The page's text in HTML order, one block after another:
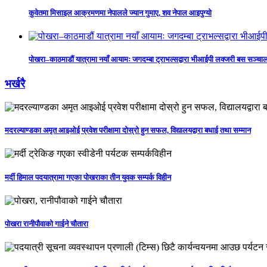
कुवेतमा मिसाइल आक्रमणमा नेपालले ज्यान गुमाए, शव नेपाल आइपुग्यो
पोखरा–काठमाडौं यात्रामा नयाँ आयामः जगदम्बा ट्राभल्सद्वारा भीआईपी लक्जरी बस
भर्खरै
मदरल्याण्डका अमृत आइओई प्रवेश परीक्षामा दोस्रो हुन सफल, विद्यालयद्वारा बधाई तथा सम्मान
मर्दी हिमाल पदयात्रामा गएका पोखराका तीन युवक सम्पर्क विहीन
पोखरा रानीपौवाको गाईने चौतारा